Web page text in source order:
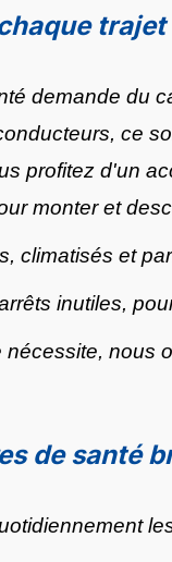
trajet
demande du
ce
profitez d'un
monter et
climatisés et
inutiles,
nécessite, nous
de santé